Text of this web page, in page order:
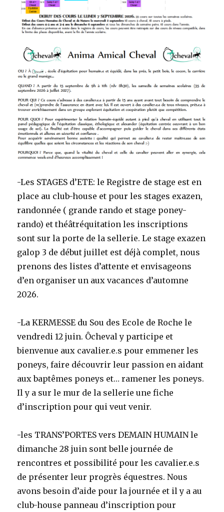
-Les STAGES d’ETE: le Registre de stage est en
place au club-house et pour les stages exazen,
randonnée ( grande rando et stage poney-
rando) et théâtréquitation les inscriptions
sont sur la porte de la sellerie. Le stage exazen
galop 3 de début juillet est déjà complet, nous
prenons des listes d’attente et envisageons
d’en organiser un aux vacances d’automne
2026.
-La KERMESSE du Sou des Ecole de Roche le
vendredi 12 juin. Ôcheval y participe et
bienvenue aux cavalier.e.s pour emmener les
poneys, faire découvrir leur passion en aidant
aux baptêmes poneys et… ramener les poneys.
Il y a sur le mur de la sellerie une fiche
d’inscription pour qui veut venir.
-les TRANS’PORTES vers DEMAIN HUMAIN le
dimanche 28 juin sont belle journée de
rencontres et possibilité pour les cavalier.e.s
de présenter leur progrès équestres. Nous
avons besoin d’aide pour la journée et il y a au
club-house panneau d’inscription pour